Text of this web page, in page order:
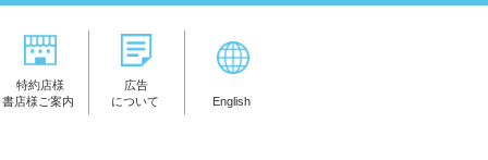
特約店様
書店様ご案内
広告
について
English